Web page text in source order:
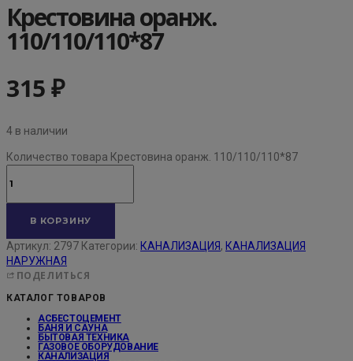
Крестовина оранж.
110/110/110*87
315₽
4 в наличии
Количество товара Крестовина оранж. 110/110/110*87
В КОРЗИНУ
Артикул: 2797 Категории: КАНАЛИЗАЦИЯ, КАНАЛИЗАЦИЯ
НАРУЖНАЯ
ПОДЕЛИТЬСЯ
КАТАЛОГ ТОВАРОВ
АСБЕСТОЦЕМЕНТ
БАНЯ И САУНА
БЫТОВАЯ ТЕХНИКА
ГАЗОВОЕ ОБОРУДОВАНИЕ
КАНАЛИЗАЦИЯ